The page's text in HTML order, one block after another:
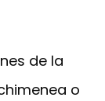
de la
o